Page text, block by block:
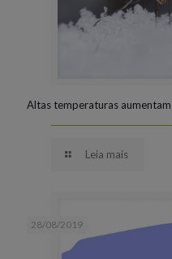
Altas temperaturas
Leia mais
28/08/2019